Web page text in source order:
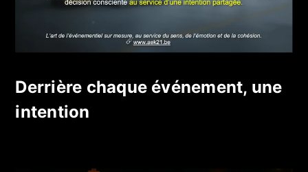
Derrière chaque événement, une
intention